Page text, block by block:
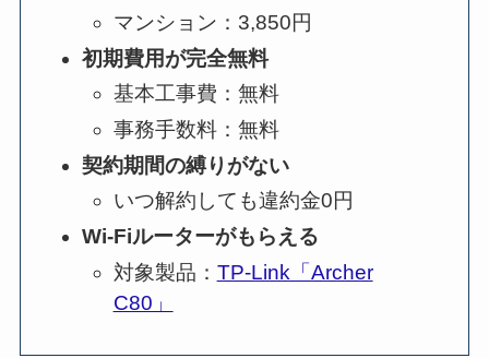
マンション：3,850円
初期費用が完全無料
基本工事費：無料
事務手数料：無料
契約期間の縛りがない
いつ解約しても違約金0円
Wi-Fiルーターがもらえる
対象製品： TP-Link「Archer
C80」